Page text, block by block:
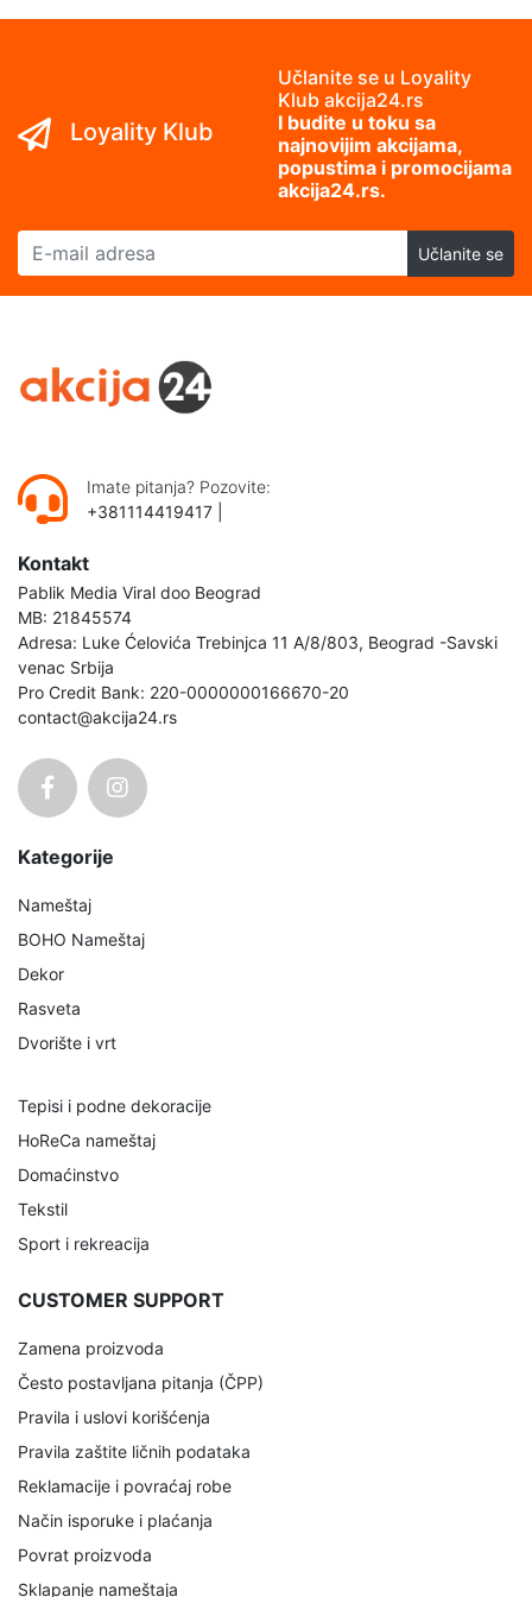
Loyality Klub
Učlanite se u Loyality
Klub akcija24.rs
I budite u toku sa
najnovijim akcijama,
popustima i promocijama
akcija24.rs.
E-mail adresa
Učlanite se
Imate pitanja? Pozovite:
+381114419417
Kontakt
Pablik Media Viral doo Beograd
MB: 21845574
Adresa: Luke Ćelovića Trebinjca 11 A/8/803, Beograd -Savski
venac Srbija
Pro Credit Bank: 220-0000000166670-20
contact@akcija24.rs
Kategorije
Nameštaj
BOHO Nameštaj
Dekor
Rasveta
Dvorište i vrt
Tepisi i podne dekoracije
HoReCa nameštaj
Domaćinstvo
Tekstil
Sport i rekreacija
CUSTOMER SUPPORT
Zamena proizvoda
Često postavljana pitanja (ČPP)
Pravila i uslovi korišćenja
Pravila zaštite ličnih podataka
Reklamacije i povraćaj robe
Način isporuke i plaćanja
Povrat proizvoda
Sklapanje nameštaja